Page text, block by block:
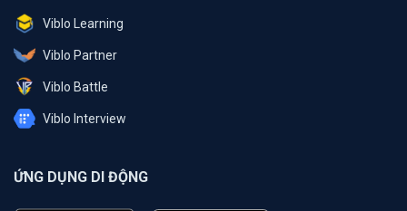
Viblo Learning
Viblo Partner
Viblo Battle
Viblo Interview
ỨNG DỤNG DI ĐỘNG